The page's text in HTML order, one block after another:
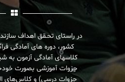
در راستای تحـقق اهداف
کشور، دوره های آمادگی
کلاسهای آمادگی آزمون به
جزوات آموزشی بصورت
جزوات درسی) و کلاس‌های